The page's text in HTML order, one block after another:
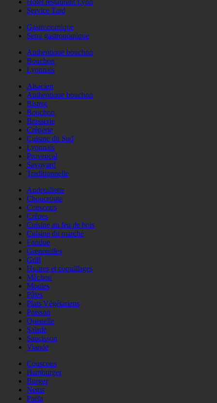
Hôtel restaurant Lyon
Service Tard
Gastronomique
Semi gastronomique
Authentique bouchon
Bouchon
Lyonnais
Alsacien
Authentique bouchon
Bistrot
Bouchon
Brasserie
Crêperie
Cuisine du Sud
Lyonnais
Provençal
Savoyard
Traditionnelle
Andouillette
Choucroute
Couscous
Crêpes
Cuisine au feu de bois
Cuisine du marché
Fondue
Grenouilles
Grill
Huitres et coquillages
Mâchon
Moules
Pâtes
Plats Végétariens
Poisson
Quenelle
Salade
Saucisson
Viande
Couscous
Hamburger
Burger
Nems
Paëla